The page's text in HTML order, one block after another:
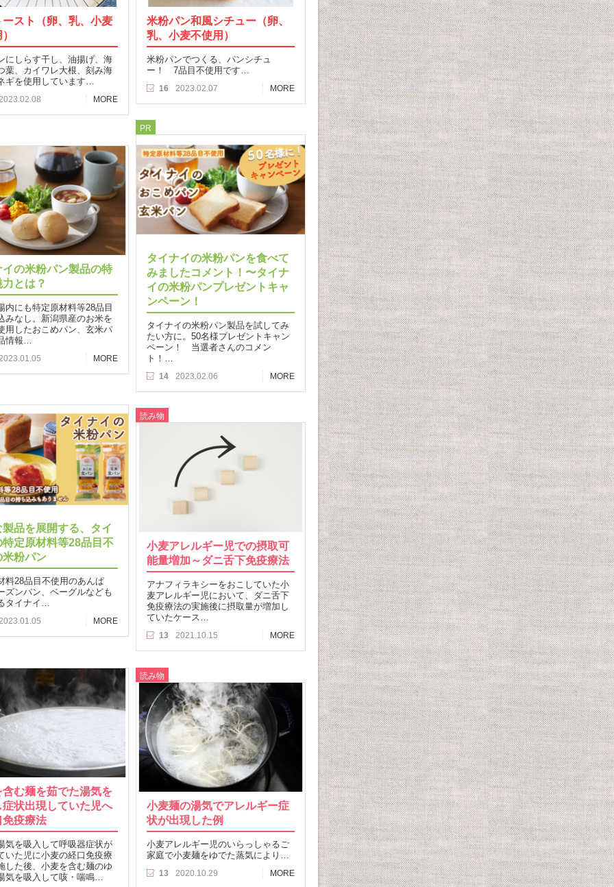
ースト（卵、乳、小麦
にしらす干し、油揚げ、海
葉、カイワレ大根、刻み海
ギを使用しています…
MORE
米粉パン和風シチュー（卵、
乳、小麦不使用）
米粉パンでつくる、パンシチュ
ー！ 7品目不使用です…
16 2023.02.07 MORE
PR
タイナイの米粉パンを食べて
みましたコメント！〜タイナ
イの米粉パンプレゼントキャ
ンペーン！
タイナイの米粉パン製品を試してみ
たい方に。50名様プレゼントキャン
ペーン！ 当選者さんのコメン
ト！…
14 2023.02.06 MORE
イの米粉パン製品の特
とは？
内にも特定原材料等28品目
みなし。新潟県産のお米を
用したおこめパン、玄米パ
情報…
MORE
品を展開する、タイ
特定原材料等28品目不
米粉パン
料28品目不使用のあんぱ
ズンパン、ベーグルなども
タイナイ…
MORE
読み物
小麦アレルギー児での摂取可
能量増加～ダニ舌下免疫療法
アナフィラキシーをおこしていた小
麦アレルギー児において、ダニ舌下
免疫療法の実施後に摂取量が増加し
ていたケース…
13 2021.10.15 MORE
む麺を茹でた湯気を
症状出現していた児へ
免疫療法
気を吸入して呼吸器症状が
いた児に小麦の経口免疫療
した後、小麦を含む麺のゆ
気を吸入して咳・喘鳴…
読み物
小麦麺の湯気でアレルギー症
状が出現した例
小麦アレルギー児のいらっしゃるご
家庭で小麦麺をゆでた蒸気により…
13 2020.10.29 MORE